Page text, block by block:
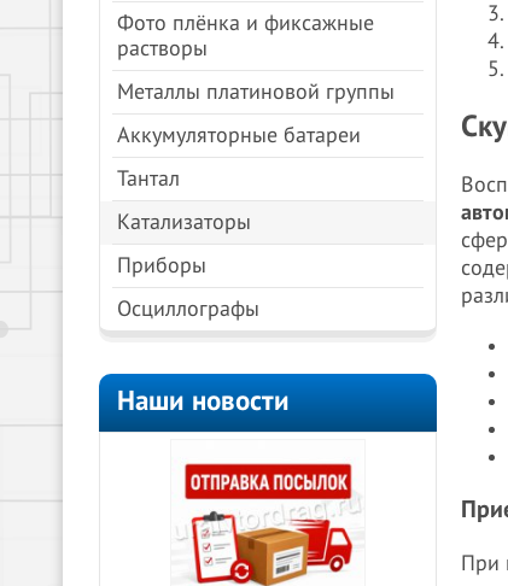
Фото плёнка и фиксажные
растворы
Металлы платиновой группы
Аккумуляторные батареи
Тантал
Катализаторы
Приборы
Осциллографы
Наши новости
При